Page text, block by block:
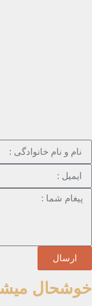
ارسال
خوشحال